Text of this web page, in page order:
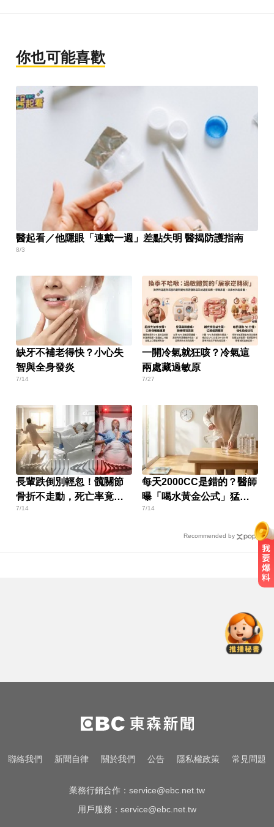
你也可能喜歡
醫起看／他隱眼「連戴一週」差點失明 醫揭防護指南
8/3
缺牙不補老得快？小心失
智與全身發炎
7/14
一開冷氣就狂咳？冷氣這
兩處藏過敏原
7/27
長輩跌倒別輕忽！髖關節
骨折不走動，死亡率竟比
癌症還恐怖
7/14
每天2000CC是錯的？醫師
曝「喝水黃金公式」猛灌
恐水中毒
7/14
Recommended by
指控者道歉」 蔣萬安回應了
千金股跌落神壇！國巨收540元 分
析師：只是剛開始
慈濟採購BNT疫苗被詐10億！醫：4
聯絡我們 新聞自律 關於我們 公告 隱私權政策 常見問題
業務行銷合作： service@ebc.net.tw
用戶服務： service@ebc.net.tw